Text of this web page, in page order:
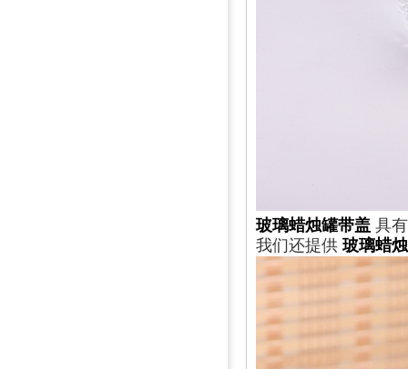
玻璃蜡烛罐带盖 具
我们还提供 玻璃蜡